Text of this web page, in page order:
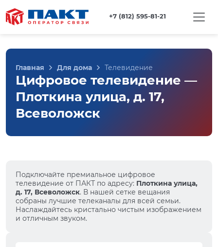
+7 (812) 595-81-21
Главная Для дома Телевидение
Цифровое телевидение —
Плоткина улица, д. 17,
Всеволожск
Подключайте премиальное цифровое
телевидение от ПАКТ по адресу: Плоткина улица,
д. 17, Всеволожск. В нашей сетке вещания
собраны лучшие телеканалы для всей семьи.
Наслаждайтесь кристально чистым изображением
и отличным звуком.